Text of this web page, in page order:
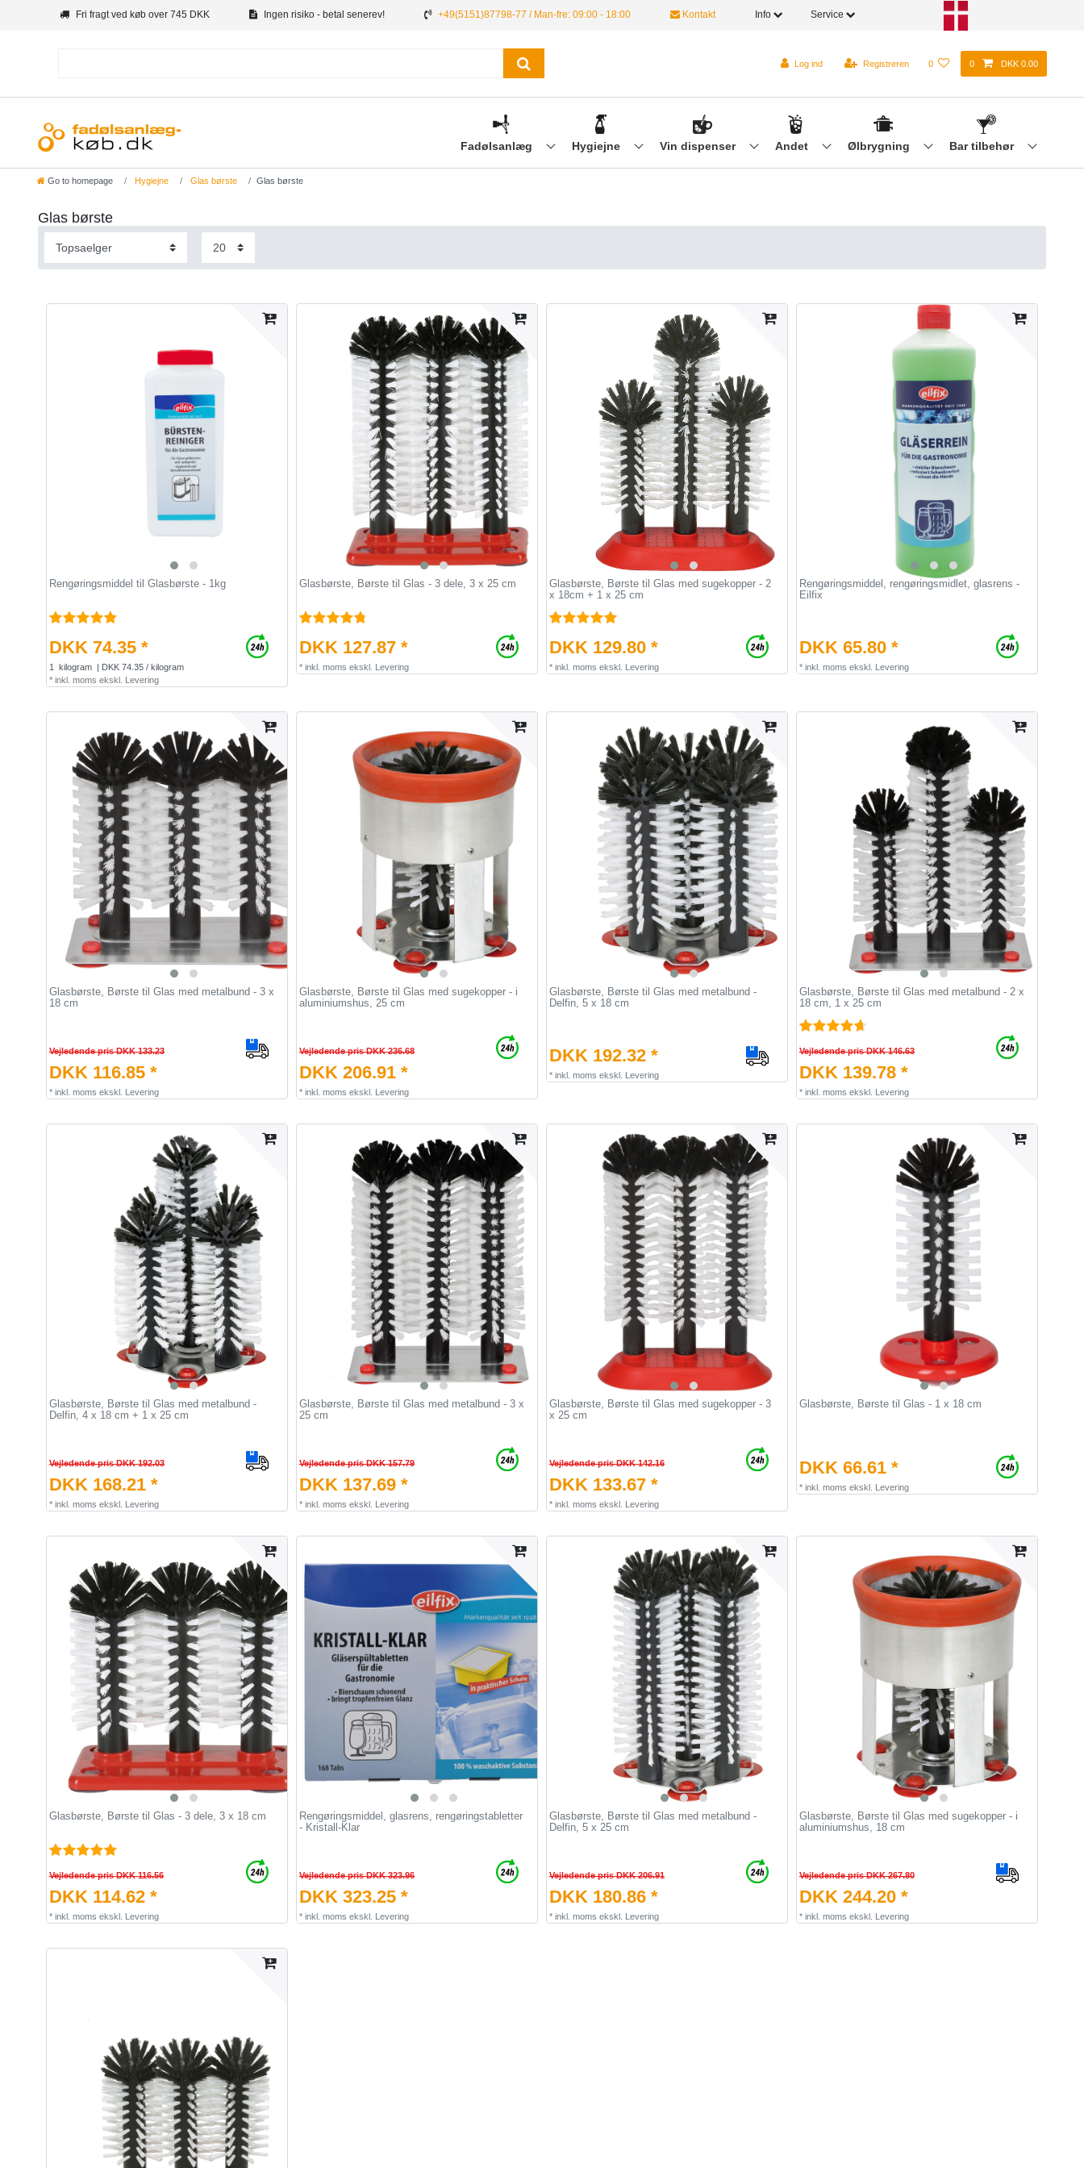
Fri fragt ved køb over 745 DKK Ingen risiko - betal senerev! +49(5151)87798-77 / Man-fre: 09:00 - 18:00 Kontakt Info Service
Log ind Registreren 0 0 DKK 0.00
Fadølsanlæg Hygiejne Vin dispenser Andet Ølbrygning Bar tilbehør
Go to homepage Hygiejne Glas børste Glas børste
Glas børste
Rengøringsmiddel til Glasbørste - 1kg
DKK 74.35 *
1 kilogram
| DKK 74.35 / kilogram
* inkl. moms ekskl. Levering
Glasbørste, Børste til Glas - 3 dele, 3 x 25 cm
DKK 127.87 *
* inkl. moms ekskl. Levering
Glasbørste, Børste til Glas med sugekopper - 2
x 18cm + 1 x 25 cm
DKK 129.80 *
* inkl. moms ekskl. Levering
Rengøringsmiddel, rengøringsmidlet, glasrens -
Eilfix
DKK 65.80 *
* inkl. moms ekskl. Levering
Glasbørste, Børste til Glas med metalbund - 3 x
18 cm
Vejledende pris DKK 133.23
DKK 116.85 *
* inkl. moms ekskl. Levering
Glasbørste, Børste til Glas med sugekopper - i
aluminiumshus, 25 cm
Vejledende pris DKK 236.68
DKK 206.91 *
* inkl. moms ekskl. Levering
Glasbørste, Børste til Glas med metalbund -
Delfin, 5 x 18 cm
DKK 192.32 *
* inkl. moms ekskl. Levering
Glasbørste, Børste til Glas med metalbund - 2 x
18 cm, 1 x 25 cm
Vejledende pris DKK 146.63
DKK 139.78 *
* inkl. moms ekskl. Levering
Glasbørste, Børste til Glas med metalbund -
Delfin, 4 x 18 cm + 1 x 25 cm
Vejledende pris DKK 192.03
DKK 168.21 *
* inkl. moms ekskl. Levering
Glasbørste, Børste til Glas med metalbund - 3 x
25 cm
Vejledende pris DKK 157.79
DKK 137.69 *
* inkl. moms ekskl. Levering
Glasbørste, Børste til Glas med sugekopper - 3
x 25 cm
Vejledende pris DKK 142.16
DKK 133.67 *
* inkl. moms ekskl. Levering
Glasbørste, Børste til Glas - 1 x 18 cm
DKK 66.61 *
* inkl. moms ekskl. Levering
Glasbørste, Børste til Glas - 3 dele, 3 x 18 cm
Vejledende pris DKK 116.56
DKK 114.62 *
* inkl. moms ekskl. Levering
Rengøringsmiddel, glasrens, rengøringstabletter
- Kristall-Klar
Vejledende pris DKK 323.96
DKK 323.25 *
* inkl. moms ekskl. Levering
Glasbørste, Børste til Glas med metalbund -
Delfin, 5 x 25 cm
Vejledende pris DKK 206.91
DKK 180.86 *
* inkl. moms ekskl. Levering
Glasbørste, Børste til Glas med sugekopper - i
aluminiumshus, 18 cm
Vejledende pris DKK 267.80
DKK 244.20 *
* inkl. moms ekskl. Levering